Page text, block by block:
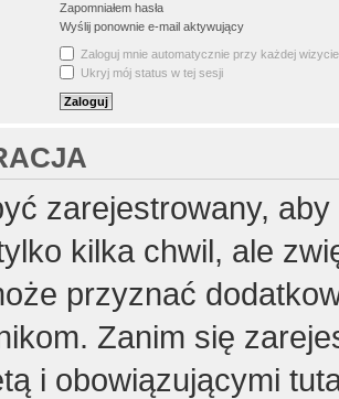
Zapomniałem hasła
Wyślij ponownie e-mail aktywujący
Zaloguj mnie automatycznie przy każdej wizycie
Ukryj mój status w tej sesji
zarejestrowany,
kilka chwil, ale
przyznać
Zanim się
i obowiązującymi